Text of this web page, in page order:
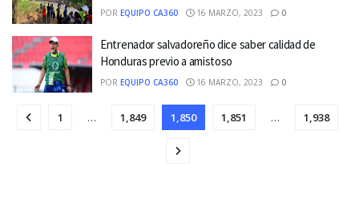
POR EQUIPO CA360 16 MARZO, 2023 0
Entrenador salvadoreño dice saber calidad de
Honduras previo a amistoso
POR EQUIPO CA360 16 MARZO, 2023 0
1 … 1,849 1,850 1,851 … 1,938